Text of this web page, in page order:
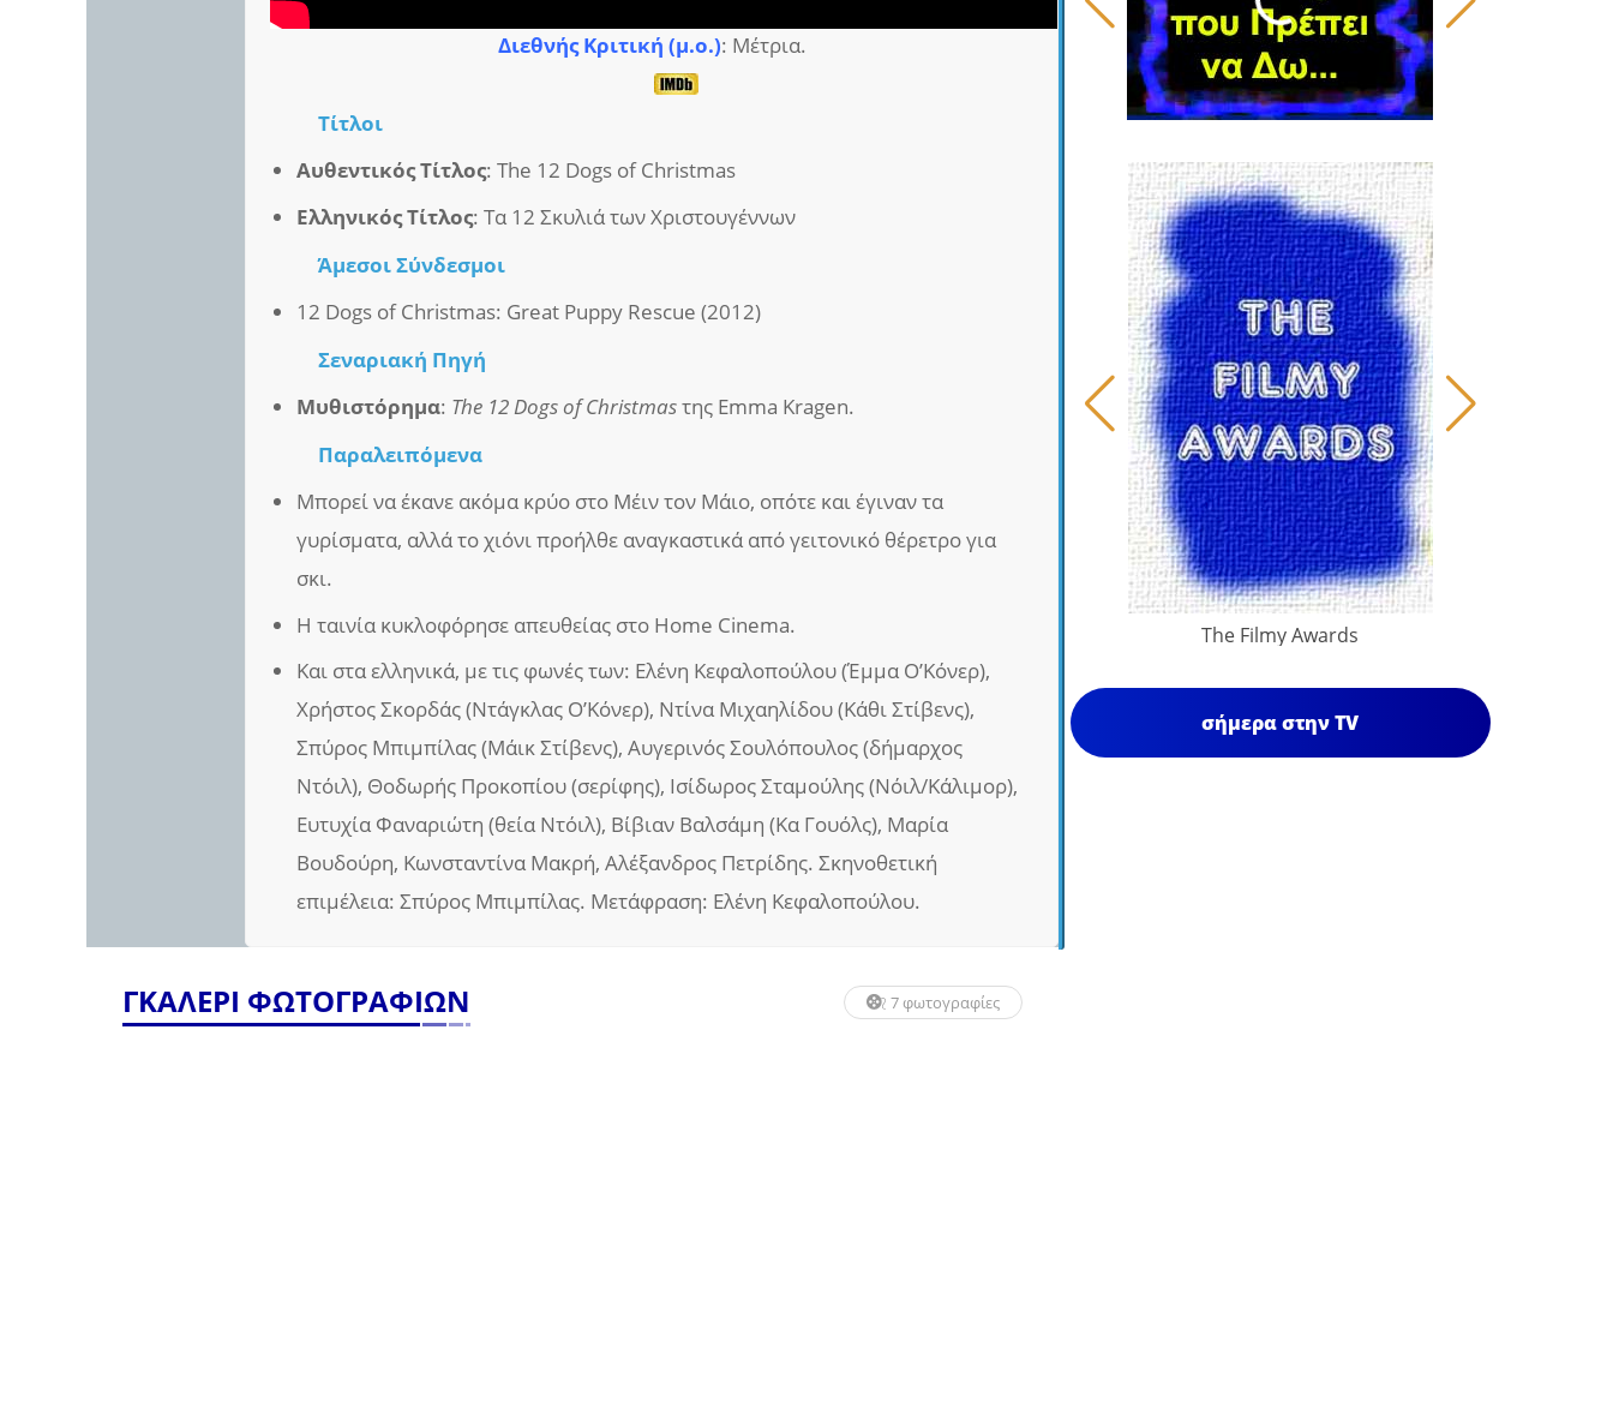
Διεθνής Κριτική (μ.ο.): Μέτρια.
Τίτλοι
Αυθεντικός Τίτλος: The 12 Dogs of Christmas
Ελληνικός Τίτλος: Τα 12 Σκυλιά των Χριστουγέννων
ΆμεσοιΣύνδεσμοι
12 Dogs of Christmas: Great Puppy Rescue (2012)
Σεναριακή Πηγή
Μυθιστόρημα: The 12 Dogs of Christmasτης Emma Kragen.
Παραλειπόμενα
Μπορεί να έκανε ακόμα κρύο στο Μέιν τον Μάιο, οπότε και έγιναν τα
γυρίσματα, αλλά το χιόνι προήλθε αναγκαστικά από γειτονικό θέρετρο για
σκι.
Η ταινία κυκλοφόρησε απευθείας στο Home Cinema.
Και στα ελληνικά, με τις φωνές των: Ελένη Κεφαλοπούλου (Έμμα Ο’Κόνερ),
Χρήστος Σκορδάς (Ντάγκλας Ο’Κόνερ), Ντίνα Μιχαηλίδου (Κάθι Στίβενς),
Σπύρος Μπιμπίλας (Μάικ Στίβενς), Αυγερινός Σουλόπουλος (δήμαρχος
Ντόιλ), Θοδωρής Προκοπίου (σερίφης), Ισίδωρος Σταμούλης (Νόιλ/Κάλιμορ),
Ευτυχία Φαναριώτη (θεία Ντόιλ), Βίβιαν Βαλσάμη (Κα Γουόλς), Μαρία
Βουδούρη, Κωνσταντίνα Μακρή, Αλέξανδρος Πετρίδης. Σκηνοθετική
επιμέλεια: Σπύρος Μπιμπίλας. Μετάφραση: Ελένη Κεφαλοπούλου.
ΓΚΑΛΕΡΙ ΦΩΤΟΓΡΑΦΙΩΝ 7 φωτογραφίες
The Filmy Awards
σήμερα στην TV